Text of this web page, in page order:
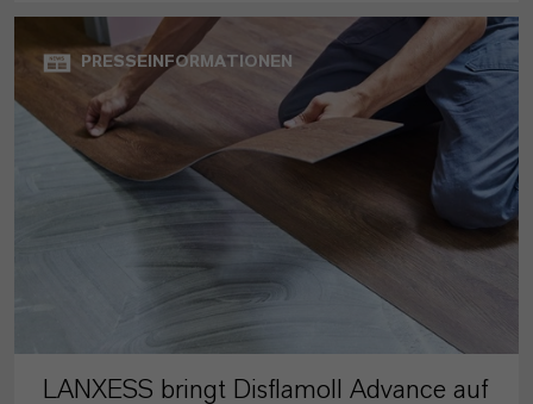
PRESSEINFORMATIONEN
LANXESS bringt Disflamoll Advance auf